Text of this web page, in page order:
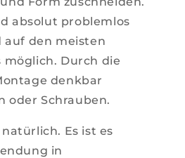
absolut problemlos
auf den meisten
möglich. Durch die
denkbar
oder Schrauben.
Es ist es
in